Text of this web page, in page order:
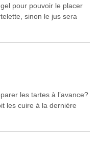
pour pouvoir le placer
sinon le jus sera
les tartes à l’avance?
les cuire à la dernière